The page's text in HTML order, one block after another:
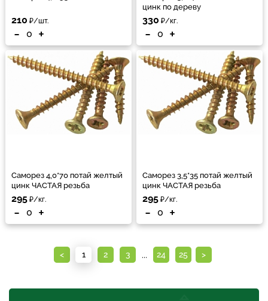
210 ₽/шт.
- +
цинк по дереву
330 ₽/кг.
- +
Саморез 4,0*70 потай желтый
цинк ЧАСТАЯ резьба
295 ₽/кг.
- +
Саморез 3,5*35 потай желтый
цинк ЧАСТАЯ резьба
295 ₽/кг.
- +
< 1 2 3 ... 24 25 >